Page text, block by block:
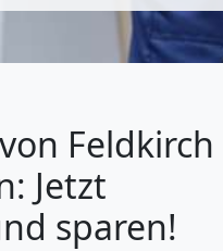
Feldkirch
Jetzt
sparen!